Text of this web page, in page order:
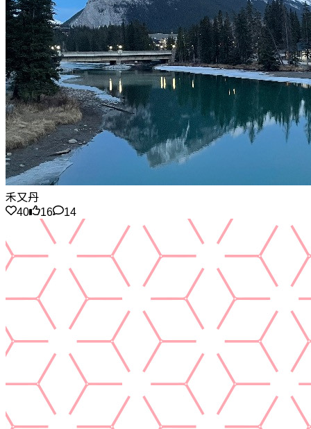
禾又丹
40
16 14